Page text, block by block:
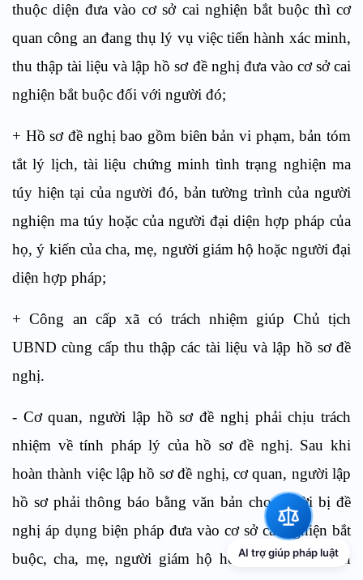
thuộc diện đưa vào cơ sở cai nghiện bắt buộc thì cơ
quan công an đang thụ lý vụ việc tiến hành xác minh,
thu thập tài liệu và lập hồ sơ đề nghị đưa vào cơ sở cai
nghiện bắt buộc đối với người đó;
+ Hồ sơ đề nghị bao gồm biên bản vi phạm, bản tóm
tắt lý lịch, tài liệu chứng minh tìnhtrạng nghiện ma
túy hiện tại của người đó, bản tường trình của người
nghiện ma túy hoặc của người đại diện hợp pháp của
họ, ý kiến của cha, mẹ, người giám hộ hoặc người đại
diện hợp pháp;
+ Công an cấp xã có trách nhiệm giúp Chủ tịch
UBND cùng cấp thu thập các tài liệu vàlập hồ sơ đề
nghị.
- Cơ quan, người lập hồ sơ đề nghị phải chịu trách
nhiệm về tính pháp lý của hồ sơ đề nghị. Sau khi
hoàn thành việc lập hồ sơ đề nghị, cơ quan, người lập
hồ sơ phải thông báo bằng văn bản cho ng
ườibị đề
nghị áp dụng biện pháp đưa vào cơ sở cai nghiện bắt
buộc, cha, mẹ, người giám hộ hoặc người đại diệ n
AI trợ giúp pháp luật